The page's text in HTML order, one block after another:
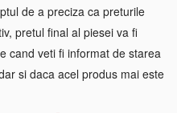
de a preciza ca preturile
pretul final al piesei va fi
cand veti fi informat de starea
si daca acel produs mai este